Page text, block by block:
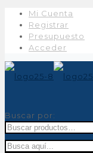
Mi Cuenta
Registrar
Presupuesto
Acceder
Buscar por: